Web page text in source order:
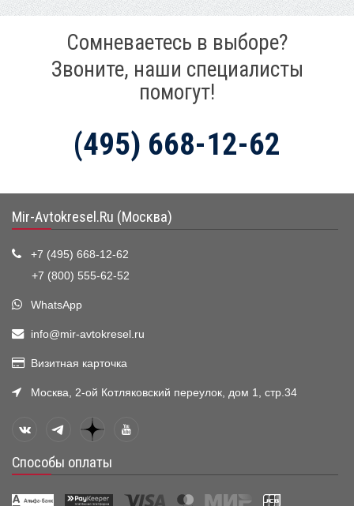
Сомневаетесь в выборе?
Звоните, наши специалисты
помогут!
(495) 668-12-62
Mir-Avtokresel.Ru (Москва)
+7 (495) 668-12-62
+7 (800) 555-62-52
WhatsApp
info@mir-avtokresel.ru
Визитная карточка
Москва, 2-ой Котляковский переулок, дом 1, стр.34
Способы оплаты